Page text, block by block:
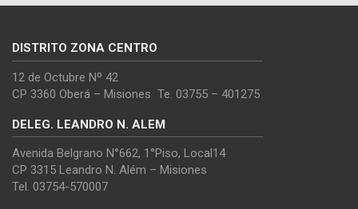
DISTRITO ZONA CENTRO
12 de Octubre Nº 42
CP 3360 Oberá – Misiones Te. 03755 – 401275
DELEG. LEANDRO N. ALEM
Avenida Belgrano N°662, 1°Piso, Local14
CP 3315 Leandro N. Além – Misiones
Tel. 03754-570007